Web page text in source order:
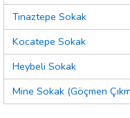
Tınaztepe Sokak
Kocatepe Sokak
Heybeli Sokak
Mine Sokak (Göçmen